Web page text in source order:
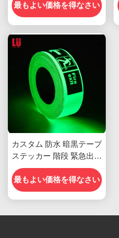
最もよい価格を得なさい
カスタム 防水 暗黒テープ
ステッカー 階段 緊急出口
標識
最もよい価格を得なさい